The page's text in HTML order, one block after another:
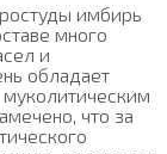
имбирь
много
и
обладает
что за